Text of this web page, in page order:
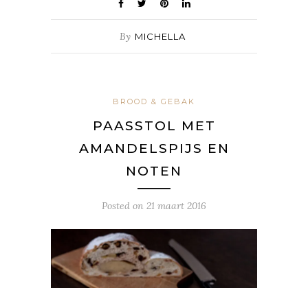
By MICHELLA
BROOD & GEBAK
PAASSTOL MET
AMANDELSPIJS EN
NOTEN
Posted on 21 maart 2016